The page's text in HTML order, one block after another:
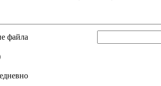
файла